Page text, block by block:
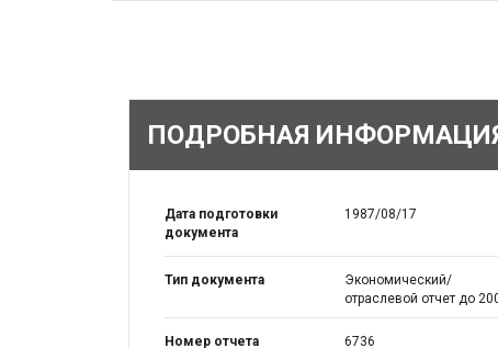
ПОДРОБНАЯ
Дата подготовки
документа
1987/08/17
Тип документа
Экономический/
отраслевой отчет до
Номер отчета 6736